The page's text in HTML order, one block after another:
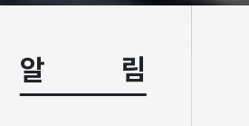
알             림